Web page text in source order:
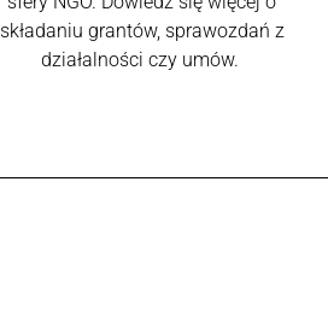
składaniu grantów, sprawozdań z
działalności czy umów.